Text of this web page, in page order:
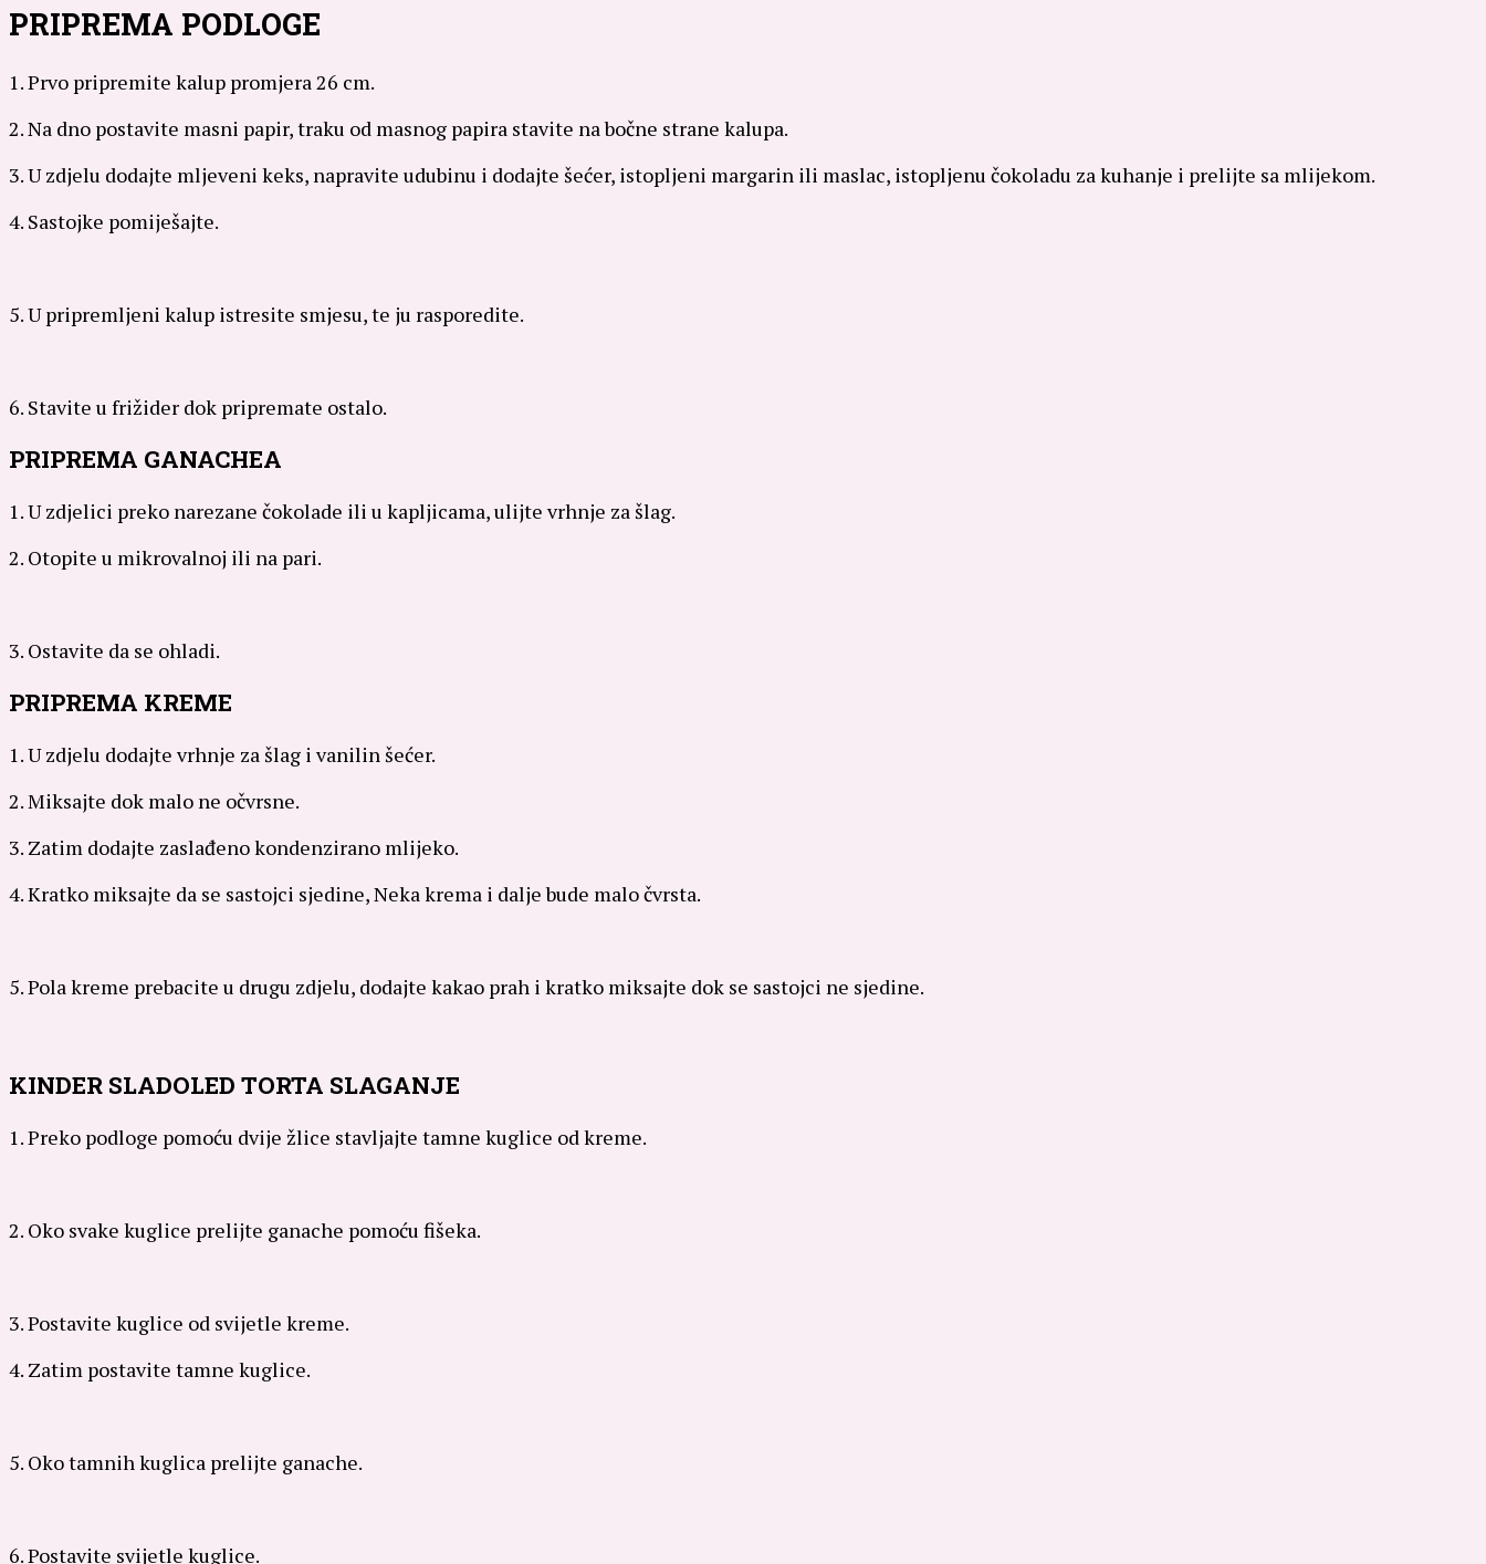
PRIPREMA PODLOGE
1. Prvo pripremite kalup promjera 26 cm.
2. Na dno postavite masni papir, traku od masnog papira stavite na bočne strane kalupa.
3. U zdjelu dodajte mljeveni keks, napravite udubinu i dodajte šećer, istopljeni margarin ili maslac, istopljenu čokoladu za kuhanje i prelijte sa mlijekom.
4. Sastojke pomiješajte.
5. U pripremljeni kalup istresite smjesu, te ju rasporedite.
6. Stavite u frižider dok pripremate ostalo.
PRIPREMA GANACHEA
1. U zdjelici preko narezane čokolade ili u kapljicama, ulijte vrhnje za šlag.
2. Otopite u mikrovalnoj ili na pari.
3. Ostavite da se ohladi.
PRIPREMA KREME
1. U zdjelu dodajte vrhnje za šlag i vanilin šećer.
2. Miksajte dok malo ne očvrsne.
3. Zatim dodajte zaslađeno kondenzirano mlijeko.
4. Kratko miksajte da se sastojci sjedine, Neka krema i dalje bude malo čvrsta.
5. Pola kreme prebacite u drugu zdjelu, dodajte kakao prah i kratko miksajte dok se sastojci ne sjedine.
KINDER SLADOLED TORTA SLAGANJE
1. Preko podloge pomoću dvije žlice stavljajte tamne kuglice od kreme.
2. Oko svake kuglice prelijte ganache pomoću fišeka.
3. Postavite kuglice od svijetle kreme.
4. Zatim postavite tamne kuglice.
5. Oko tamnih kuglica prelijte ganache.
6. Postavite svijetle kuglice.